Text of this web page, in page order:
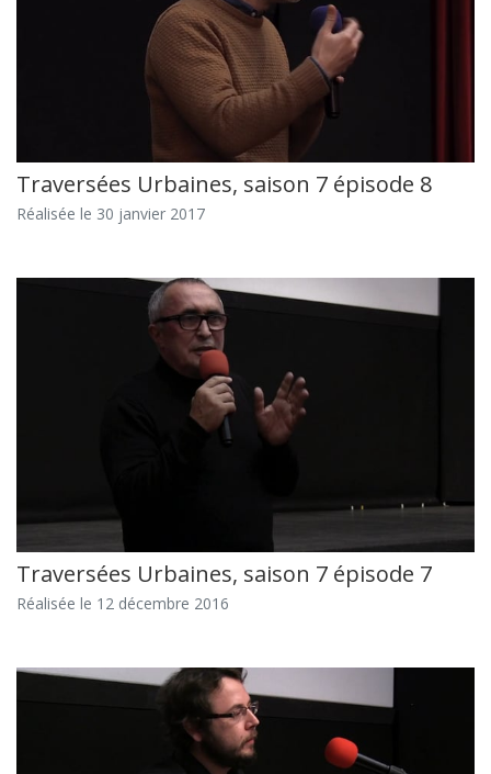
Traversées Urbaines, saison 7 épisode 8
Réalisée le 30 janvier 2017
Traversées Urbaines, saison 7 épisode 7
Réalisée le 12 décembre 2016